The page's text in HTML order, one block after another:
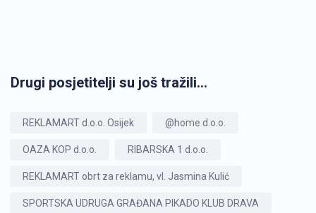
Drugi posjetitelji su još tražili...
REKLAMART d.o.o. Osijek @home d.o.o.
OAZA KOP d.o.o. RIBARSKA 1 d.o.o.
REKLAMART obrt za reklamu, vl. Jasmina Kulić
SPORTSKA UDRUGA GRAĐANA PIKADO KLUB DRAVA